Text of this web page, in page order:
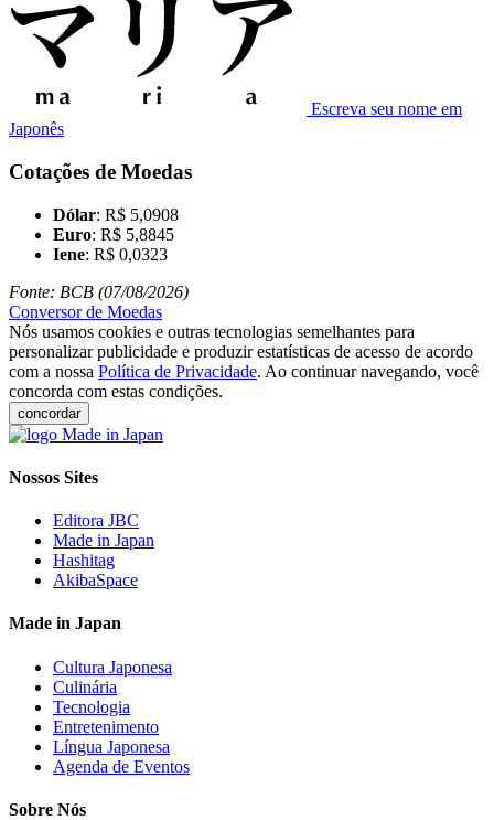
Escreva seu nome em
Japonês
Cotações de Moedas
Dólar: R$ 5,0908
Euro: R$ 5,8845
Iene: R$ 0,0323
Fonte: BCB (07/08/2026)
Conversor de Moedas
Nós usamos cookies e outras tecnologias semelhantes para
personalizar publicidade e produzir estatísticas de acesso de acordo
com a nossa Política de Privacidade. Ao continuar navegando, você
concorda com estas condições.
concordar
Nossos Sites
Editora JBC
Made in Japan
Hashitag
AkibaSpace
Made in Japan
Cultura Japonesa
Culinária
Tecnologia
Entretenimento
Língua Japonesa
Agenda de Eventos
Sobre Nós